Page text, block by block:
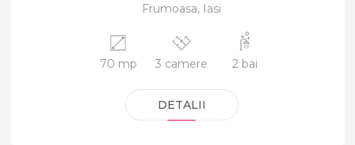
Frumoasa, Iasi
70 mp 3 camere 2 bai
DETALII